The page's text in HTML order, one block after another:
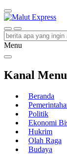
Malut Express
Berita Lebih Cepat
Menu
Kanal Menu
Beranda
Politik
Ekonomi
Hukrim
Olah Raga
Budaya